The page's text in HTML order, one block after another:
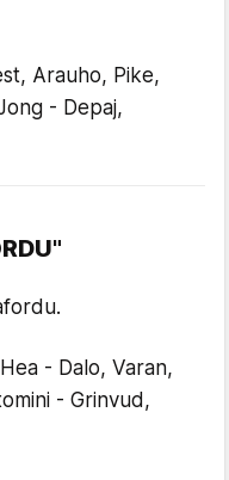
Arauho, Pike,
- Depaj,
- Dalo, Varan,
- Grinvud,